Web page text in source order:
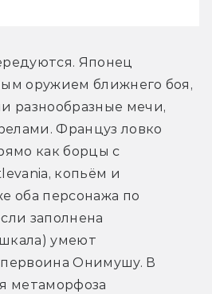
Японец
оружием ближнего боя,
разнообразные мечи,
Француз ловко
как борцы с
копьём и
оба персонажа по
заполнена
умеют
Онимушу. В
метаморфоза